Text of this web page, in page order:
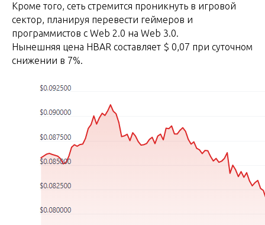
Кроме того, сеть стремится проникнуть в игровой
сектор, планируя перевести геймеров и
программистов c Web 2.0 на Web 3.0.
Нынешняя цена HBAR составляет $ 0,07 при суточном
снижении в 7%.